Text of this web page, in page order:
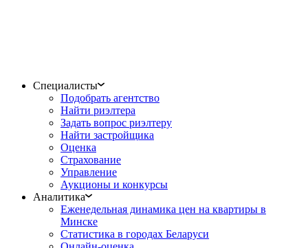
Специалисты
Подобрать агентство
Найти риэлтера
Задать вопрос риэлтеру
Найти застройщика
Оценка
Страхование
Управление
Аукционы и конкурсы
Аналитика
Еженедельная динамика цен на квартиры в
Минске
Статистика в городах Беларуси